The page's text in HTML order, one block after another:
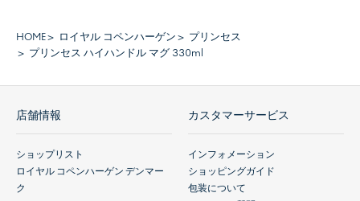
HOME ロイヤル コペンハーゲン
プリンセス
プリンセス ハイハンドル マグ 330ml
店舗情報
ショップリスト
ロイヤル コペンハーゲン デンマー
ク
カスタマーサービス
インフォメーション
ショッピングガイド
包装について